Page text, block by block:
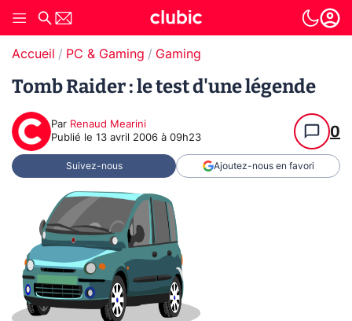
Accueil PC & Gaming Gaming
Tomb Raider : le test d'une légende
Par Renaud Mearini
Publié le 13 avril 2006 à 09h23 0
Suivez-nous Ajoutez-nous en favori